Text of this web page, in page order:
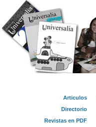
Articulos
Directorio
Revistas en PDF